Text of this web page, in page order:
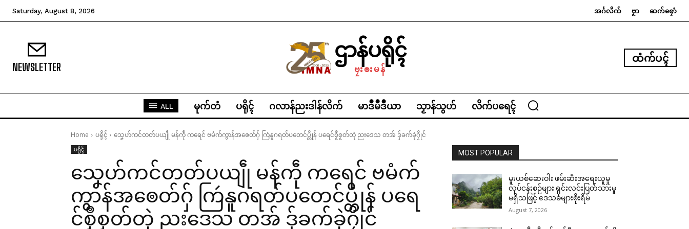
Saturday, August 8, 2026 အၚ်္ဂလိက် ဗၟာ ဆက်စၠောံ
NEWSLETTER
ဌာန်ပရိုၚ်
ဗၠးၜးမန်
ထံက်ပၚ်
ALL မုက်တံ ပရိုၚ် ဂလာန်ညးဒါန်လိက် မာဒဳမဳဒဳယာ သၟာန်သွဟ် လိက်ပရေၚ်
Home ပရိုၚ် သၞေဟ်ကင်တတ်ပယျဵု မန်ကဵု ကရေင် ဗမံက်ကွာန်အၜေတ်ဂှ် ကြဴနူဂရတ်ပတေင်ပ္တိုန် ပရေင်စၟဳစၟတ်တုဲ ညးဒေသ တအ် ဒှ်ခက်ခုဲဂၠိုင်
ပရိုၚ်
သၞေဟ်ကင်တတ်ပယျဵု မန်ကဵု ကရေင် ဗမံက်
ကွာန်အၜေတ်ဂှ် ကြဴနူဂရတ်ပတေင်ပ္တိုန် ပရေ
င်စၟဳစၟတ်တုဲ ညးဒေသ တအ် ဒှ်ခက်ခုဲဂၠိုင်
MOST POPULAR
မူးယစ်ဆေးဝါး ဖမ်းဆီးအရေးယူမှု
လုပ်ငန်းစဉ်များ ရှင်းလင်းပြတ်သားမှု
မရှိသဖြင့် ဒေသခံများစိုးရိမ်
August 7, 2026